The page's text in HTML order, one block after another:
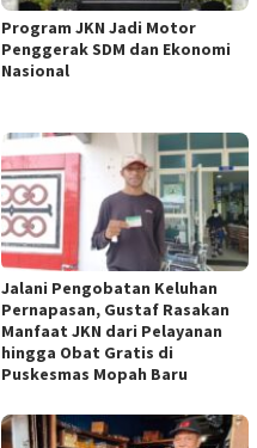
Program JKN Jadi Motor
Penggerak SDM dan Ekonomi
Nasional
Jalani Pengobatan Keluhan
Pernapasan, Gustaf Rasakan
Manfaat JKN dari Pelayanan
hingga Obat Gratis di
Puskesmas Mopah Baru